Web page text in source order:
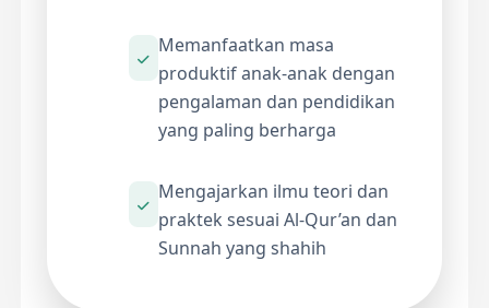
Memanfaatkan masa
produktif anak-anak dengan
pengalaman dan pendidikan
yang paling berharga
Mengajarkan ilmu teori dan
praktek sesuai Al-Qur’an dan
Sunnah yang shahih